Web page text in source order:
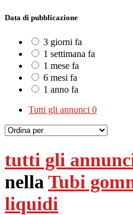
Data di pubblicazione
3 giorni fa
1 settimana fa
1 mese fa
6 mesi fa
1 anno fa
Tutti gli annunci 0
tutti gli
nella Tubi
liquidi